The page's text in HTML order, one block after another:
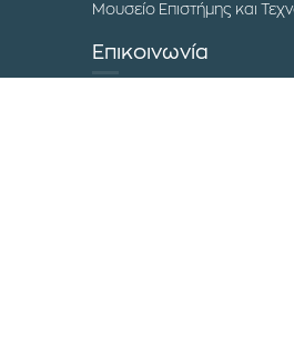
Μουσείο Επιστήμης και
Επικοινωνία